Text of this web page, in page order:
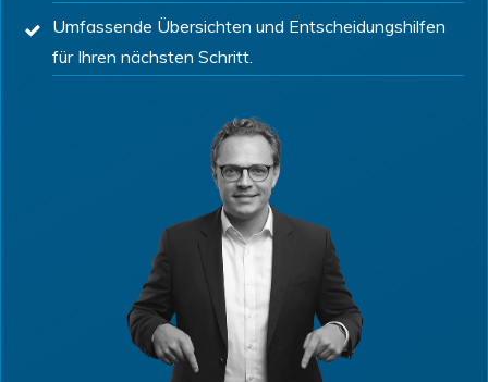
Umfassende Übersichten und Entscheidungshilfen
für Ihren nächsten Schritt.